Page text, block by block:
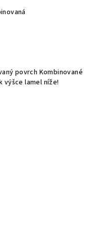
povrch Kombinované
výšce lamel níže!